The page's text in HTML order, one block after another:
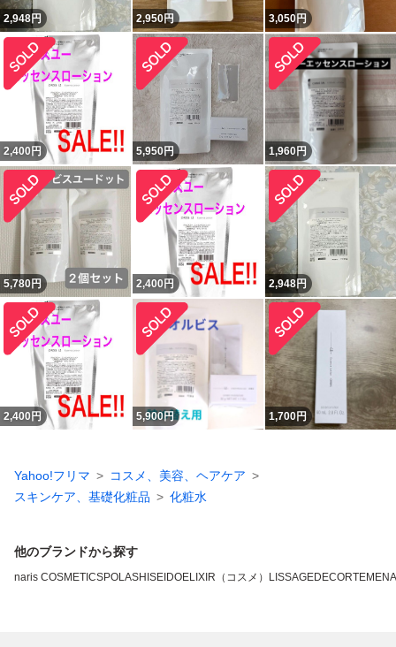
2,948円 2,950円 3,050円
2,400 円 5,950円 1,960円
5,780円 2,400 円 2,948円
2,400 円 5,900円 1,700円
Yahoo!フリマ
コスメ、美容、ヘアケア
スキンケア、基礎化粧品
化粧水
他のブランドから探す
naris COSMETICSPOLASHISEIDOELIXIR（コスメ） LISSAGEDECORTE